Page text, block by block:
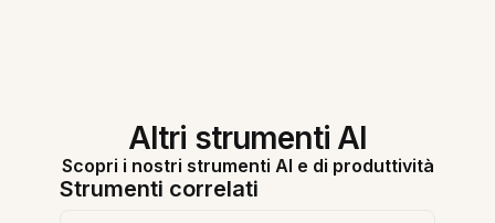
Altri strumenti AI
Scopri i nostri strumenti AI e di produttività
Strumenti correlati